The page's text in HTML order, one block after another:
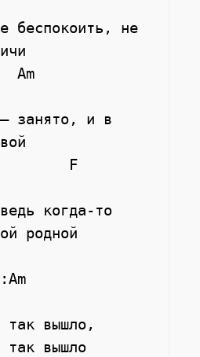
беспокоить, не
— занято, и в
когда-то
родной
так вышло,
так вышло